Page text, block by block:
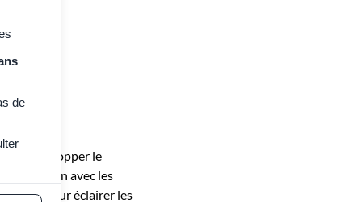
développer le
action avec les
et pour éclairer les
de